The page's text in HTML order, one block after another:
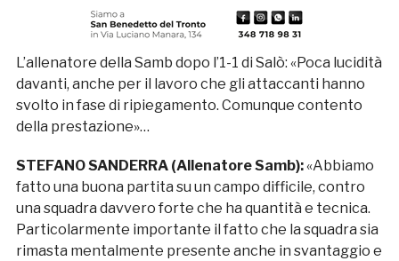
L’allenatore della Samb dopo l’1-1 di Salò: «Poca lucidità
davanti, anche per il lavoro che gli attaccanti hanno
svolto in fase di ripiegamento. Comunque contento
della prestazione»…
STEFANO SANDERRA (Allenatore Samb):«Abbiamo
fatto una buona partita su un campo difficile, contro
una squadra davvero forte che ha quantità e tecnica.
Particolarmente importante il fatto che la squadra sia
rimasta mentalmente presente anche in svantaggio e